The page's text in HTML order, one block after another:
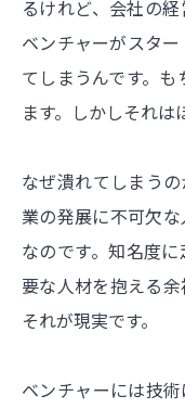
るけれど、会社の
ベンチャーがスタ
てしまうんです。
ます。しかしそれは
なぜ潰れてしまう
業の発展に不可欠
なのです。知名度
要な人材を抱える
それが現実です。
ベンチャーには技